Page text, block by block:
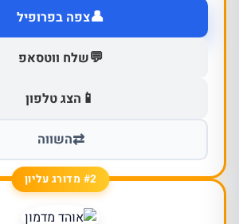
👤צפה בפרופיל
💬שלח ווטסאפ
📱 הצג טלפון
⇄השווה
#2 מדורג עליון